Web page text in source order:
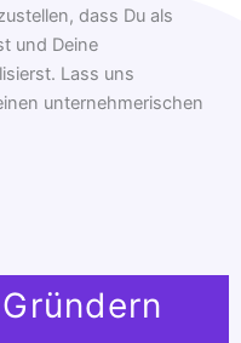
dass Du als
und Deine
Lass uns
unternehmerischen